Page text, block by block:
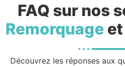
FAQ sur nos
Remorquageet
Découvrez les réponses aux